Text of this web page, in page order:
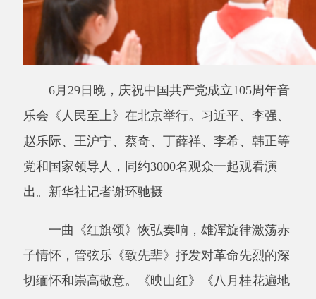
子情怀，管弦乐《致先辈》抒发对革命先烈的深
切缅怀和崇高敬意。《映山红》《八月桂花遍地
开》《黄河颂》《解放区的天》重温革命战争年
群众跟党走、迎新生的欢欣喜悦。由《扬鞭催马
运粮忙》《蝴蝶泉边》《洗衣歌》《春到田间》
《我为祖国献石油》《阳光照耀着塔什库尔干》
组成的管弦乐与合唱曲目《多彩家园》，描绘社
会主义革命和建设时期各行各业蓬勃发展、各族
《希望的田野》以一首首经典歌曲，映照改革开
放以来神州大地日新月异的喜人变化，诉说中华
儿女同心筑梦的美好心声。